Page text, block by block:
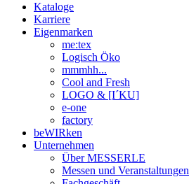
Kataloge
Karriere
Eigenmarken
me:tex
Logisch Öko
mmmhh...
Cool and Fresh
LOGO & [I´KU]
e-one
factory
beWIRken
Unternehmen
Über MESSERLE
Messen und Veranstaltungen